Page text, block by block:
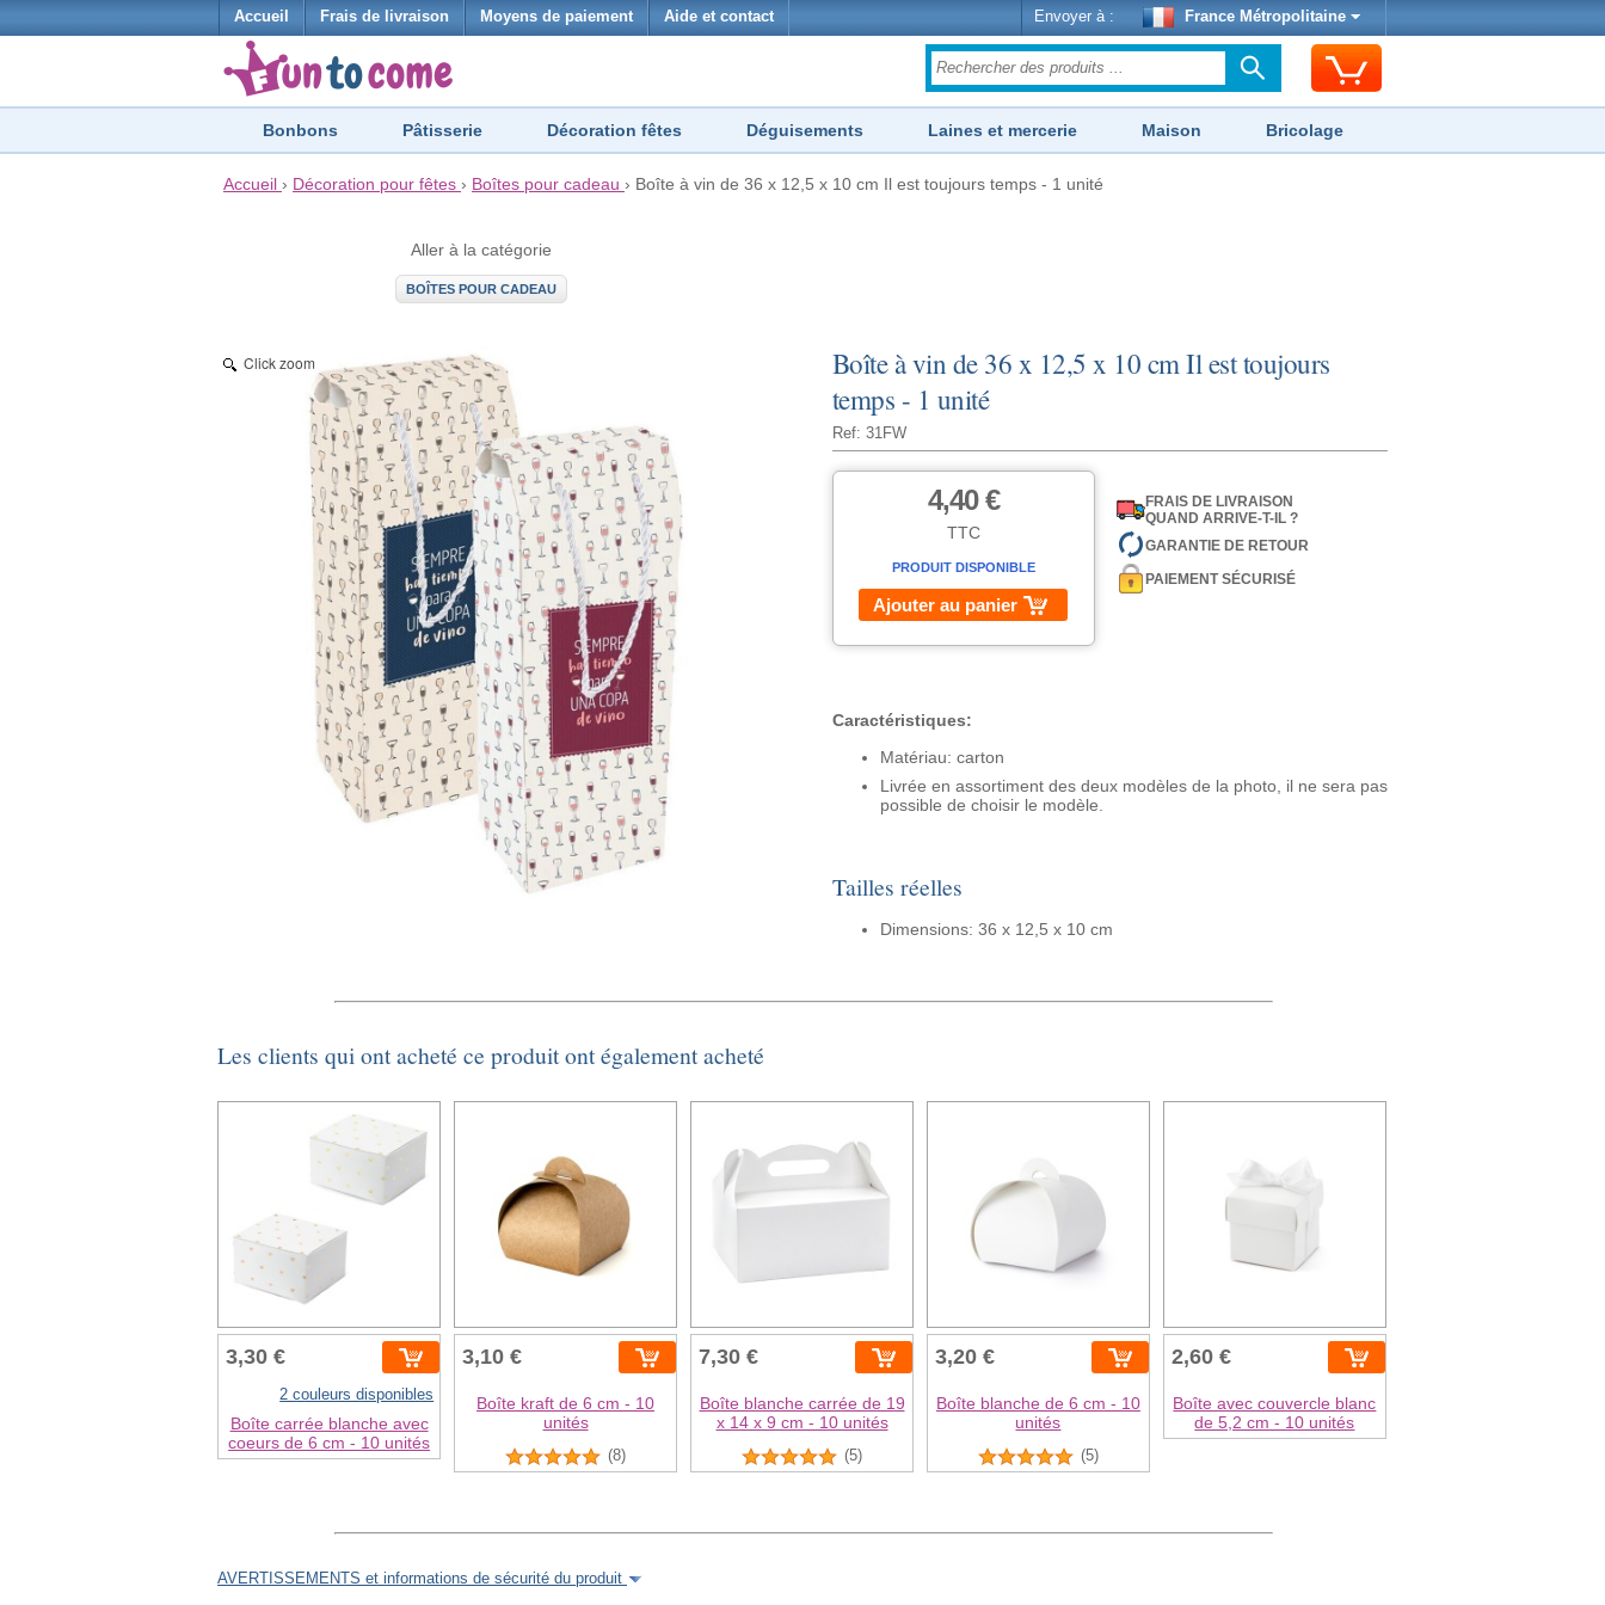
Accueil Frais de livraison Moyens de paiement Aide et contact Envoyer à : France Métropolitaine
Bonbons Pâtisserie Décoration fêtes Déguisements Laines et mercerie Maison Bricolage
Accueil › Décoration pour fêtes › Boîtes pour cadeau › Boîte à vin de 36 x 12,5 x 10 cm Il est toujours temps - 1 unité
Aller à la catégorie
BOÎTES POUR CADEAU
Boîte à vin de 36 x 12,5 x 10 cm Il est toujours
temps - 1 unité
Ref: 31FW
Click zoom
4,40 €
TTC
PRODUIT DISPONIBLE
Ajouter au panier
FRAIS DE LIVRAISON
QUAND ARRIVE-T-IL ?
GARANTIE DE RETOUR
PAIEMENT SÉCURISÉ
Caractéristiques:
Matériau: carton
Livrée en assortiment des deux modèles de la photo, il ne sera pas
possible de choisir le modèle.
Tailles réelles
Dimensions: 36 x 12,5 x 10 cm
Les clients qui ont acheté ce produit ont également acheté
3,30 €
2 couleurs disponibles
Boîte carrée blanche avec
coeurs de 6 cm - 10 unités
3,10 €
Boîte kraft de 6 cm - 10
unités
(8)
7,30 €
Boîte blanche carrée de 19
x 14 x 9 cm - 10 unités
(5)
3,20 €
Boîte blanche de 6 cm - 10
unités
(5)
2,60 €
Boîte avec couvercle blanc
de 5,2 cm - 10 unités
AVERTISSEMENTS et informations de sécurité du produit